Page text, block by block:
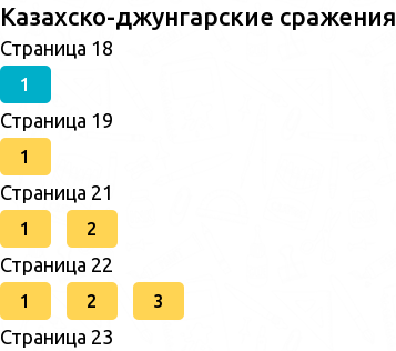
Казахско-джунгарские сражения
Страница 18
1
Страница 19
1
Страница 21
1 2
Страница 22
1 2 3
Страница 23